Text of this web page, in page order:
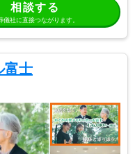
相談する
社に直接つながります。
富士